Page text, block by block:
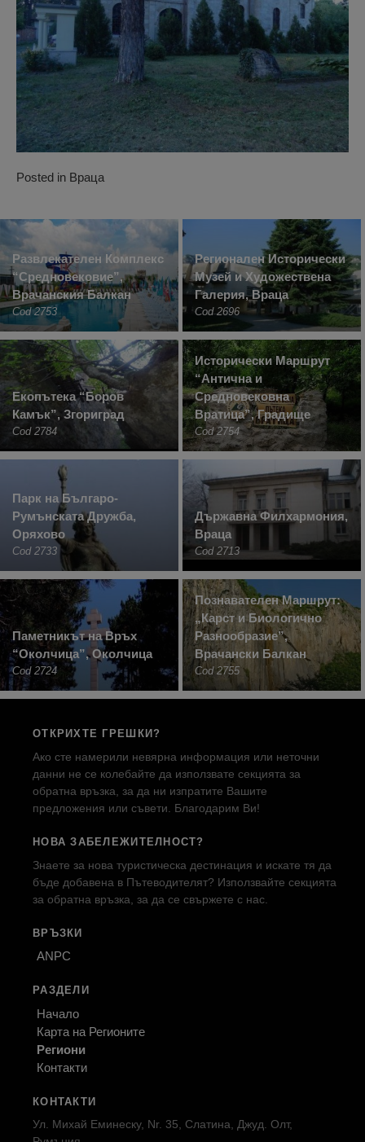
Posted in Враца
Развлекателен Комплекс
“Средновековие”,
Врачанския Балкан
Cod 2753
Регионален Исторически
Музей и Художествена
Галерия, Враца
Cod 2696
Екопътека “Боров
Камък”, Згориград
Cod 2784
Исторически Маршрут
“Антична и
Средновековна
Вратица”, Градище
Cod 2754
Парк на Българо-
Румънската Дружба,
Оряхово
Cod 2733
Държавна Филхармония,
Враца
Cod 2713
Паметникът на Връх
“Околчица”, Околчица
Cod 2724
Познавателен Маршрут:
„Карст и Биологично
Разнообразие”,
Врачански Балкан
Cod 2755
ОТКРИХТЕ ГРЕШКИ?
Ако сте намерили невярна информация или неточни
данни не се колебайте да използвате секцията за
обратна връзка, за да ни изпратите Вашите
предложения или съвети. Благодарим Ви!
НОВА ЗАБЕЛЕЖИТЕЛНОСТ?
Знаете за нова туристическа дестинация и искате тя да
бъде добавена в Пътеводителят? Използвайте секцията
за обратна връзка, за да се свържете с нас.
ВРЪЗКИ
ANPC
РАЗДЕЛИ
Начало
Карта на Регионите
Региони
Контакти
КОНТАКТИ
Ул. Михай Еминеску, Nr. 35, Слатина, Джуд. Олт,